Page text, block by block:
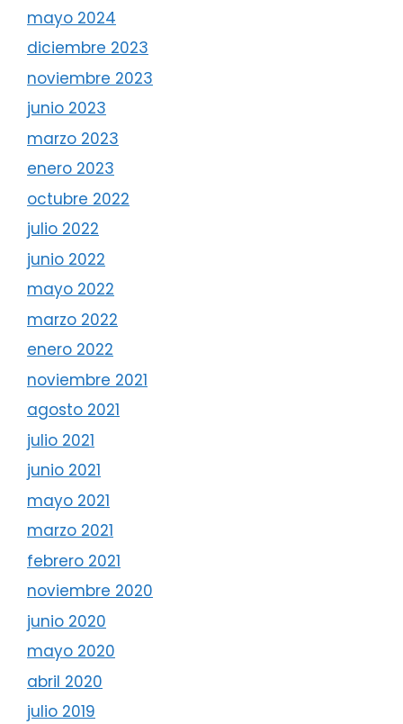
mayo 2024
diciembre 2023
noviembre 2023
junio 2023
marzo 2023
enero 2023
octubre 2022
julio 2022
junio 2022
mayo 2022
marzo 2022
enero 2022
noviembre 2021
agosto 2021
julio 2021
junio 2021
mayo 2021
marzo 2021
febrero 2021
noviembre 2020
junio 2020
mayo 2020
abril 2020
julio 2019